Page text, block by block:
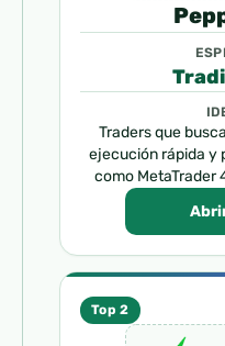
Traders que
ejecución rápida y
como MetaTrader
Top 2